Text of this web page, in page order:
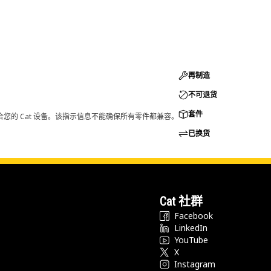
的 Cat 设备。该指示信息不能确保所有零件都兼容。
再制造
不可退货
套件
已换货
Cat 社群
Facebook
LinkedIn
YouTube
X
Instagram